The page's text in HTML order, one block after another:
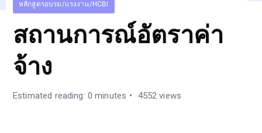
หลักสูตรอบรม/แรงงาน/HCBI
สถานการณ์อัตราค่า
จ้าง
Estimated reading: 0 minutes 4552 views